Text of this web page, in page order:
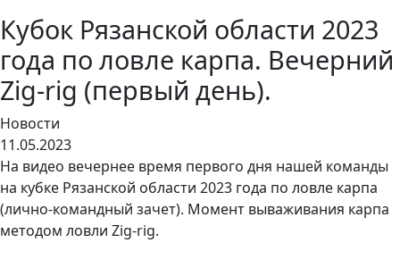
Кубок Рязанской области 2023
года по ловле карпа. Вечерний
Zig-rig (первый день).
Новости
11.05.2023
На видео вечернее время первого дня нашей команды
на кубке Рязанской области 2023 года по ловле карпа
(лично-командный зачет). Момент вываживания карпа
методом ловли Zig-rig.